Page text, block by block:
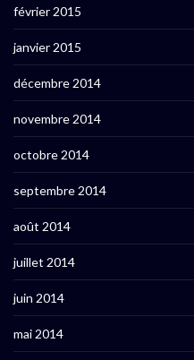
février 2015
janvier 2015
décembre 2014
novembre 2014
octobre 2014
septembre 2014
août 2014
juillet 2014
juin 2014
mai 2014